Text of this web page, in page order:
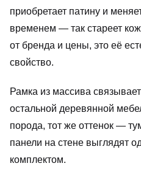
приобретает патину и
временем — так стареет
от бренда и цены, это её
свойство.
Рамка из массива
остальной деревянной
порода, тот же оттенок —
панели на стене выглядят
комплектом.